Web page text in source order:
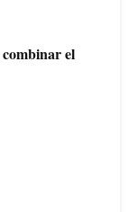
combinar el